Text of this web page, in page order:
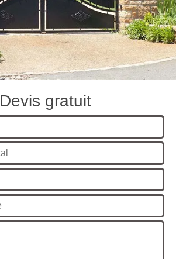
Devis gratuit